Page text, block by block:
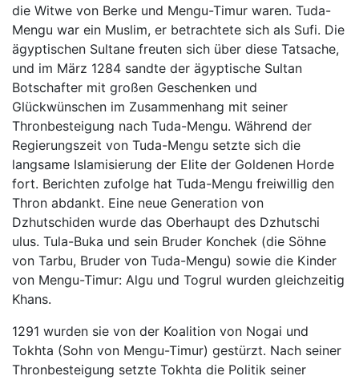
die Witwe von Berke und Mengu-Timur waren. Tuda-
Mengu war ein Muslim, er betrachtete sich als Sufi. Die
ägyptischen Sultane freuten sich über diese Tatsache,
und im März 1284 sandte der ägyptische Sultan
Botschafter mit großen Geschenken und
Glückwünschen im Zusammenhang mit seiner
Thronbesteigung nach Tuda-Mengu. Während der
Regierungszeit von Tuda-Mengu setzte sich die
langsame Islamisierung der Elite der Goldenen Horde
fort. Berichten zufolge hat Tuda-Mengu freiwillig den
Thron abdankt. Eine neue Generation von
Dzhutschiden wurde das Oberhaupt des Dzhutschi
ulus. Tula-Buka und sein Bruder Konchek (die Söhne
von Tarbu, Bruder von Tuda-Mengu) sowie die Kinder
von Mengu-Timur: Algu und Togrul wurden gleichzeitig
Khans.
1291 wurden sie von der Koalition von Nogai und
Tokhta (Sohn von Mengu-Timur) gestürzt. Nach seiner
Thronbesteigung setzte Tokhta die Politik seiner